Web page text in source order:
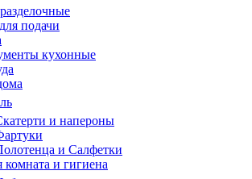
подачи
кухонные
и напероны
и Салфетки
комната и гигиена